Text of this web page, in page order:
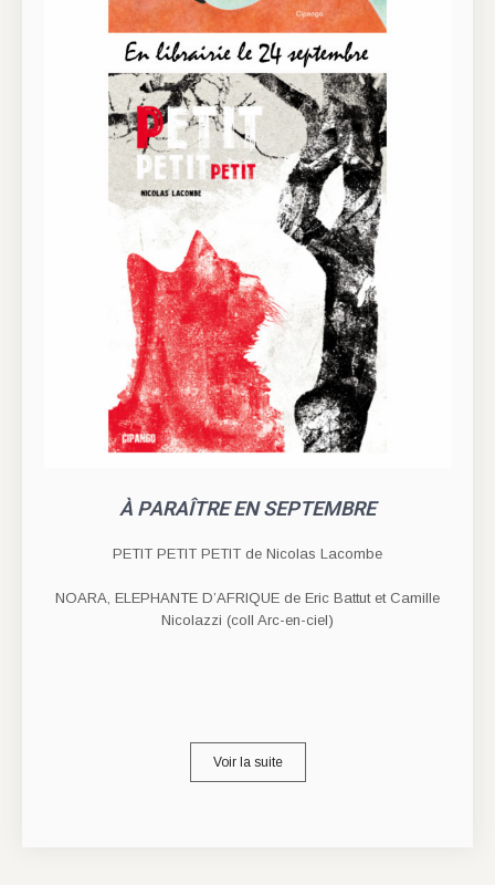
À PARAÎTRE EN SEPTEMBRE
PETIT PETIT PETIT de Nicolas Lacombe
NOARA, ELEPHANTE D’AFRIQUE de Eric Battut et Camille
Nicolazzi (coll Arc-en-ciel)
Voir la suite